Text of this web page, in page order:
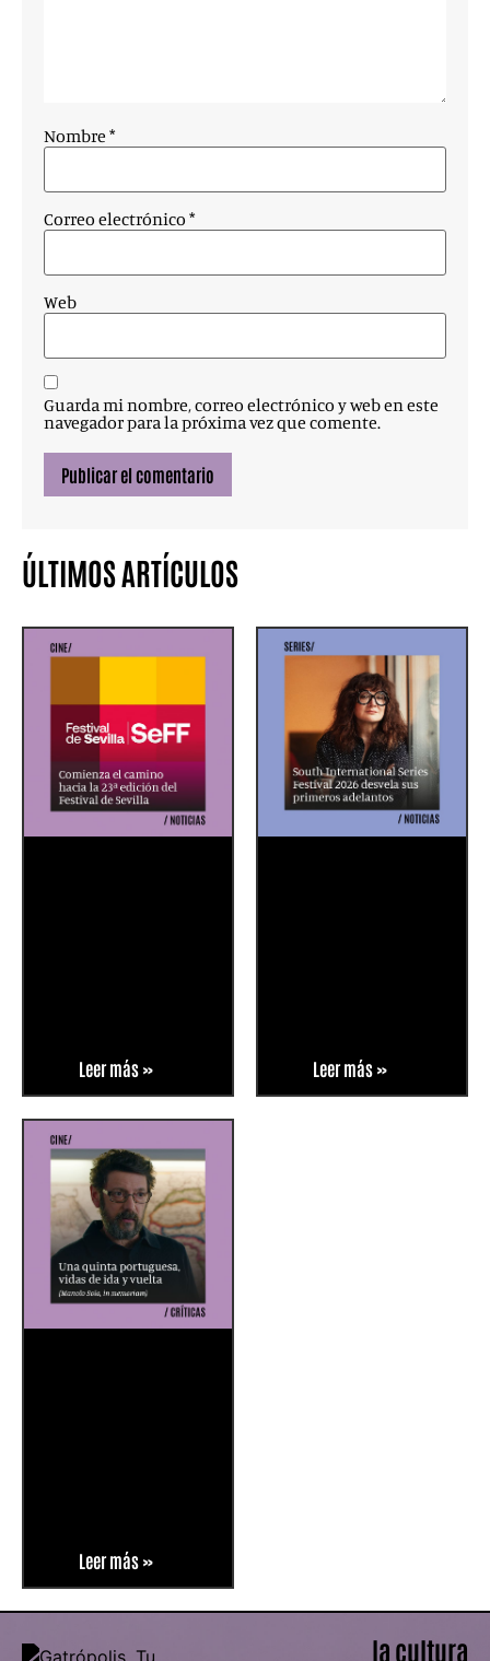
Nombre *
Correo electrónico *
Web
Guarda mi nombre, correo electrónico y web en este
navegador para la próxima vez que comente.
ÚLTIMOS ARTÍCULOS
Leer más » Leer más »
Leer más »
la cultura